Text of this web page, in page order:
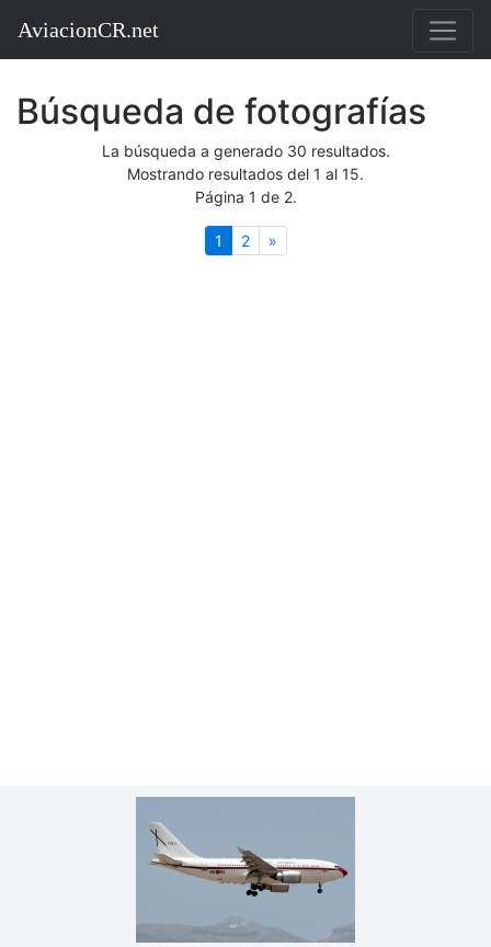
AviacionCR.net
Búsqueda de fotografías
La búsqueda a generado 30 resultados.
Mostrando resultados del 1 al 15.
Página 1 de 2.
1 (actual)
2 »Siguiente